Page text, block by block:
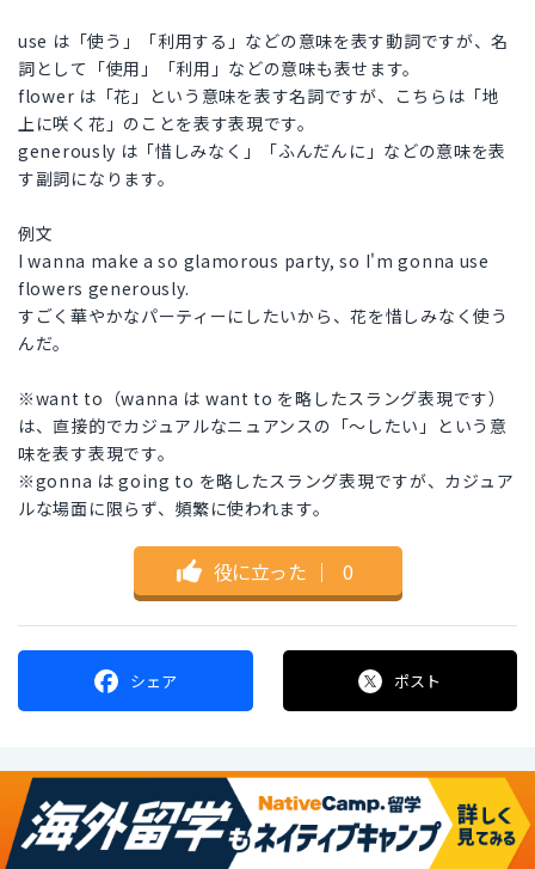
use は「使う」「利用する」などの意味を表す動詞ですが、名
詞として「使用」「利用」などの意味も表せます。
flower は「花」という意味を表す名詞ですが、こちらは「地
上に咲く花」のことを表す表現です。
generously は「惜しみなく」「ふんだんに」などの意味を表
す副詞になります。
例文
I wanna make a so glamorous party, so I'm gonna use
flowers generously.
すごく華やかなパーティーにしたいから、花を惜しみなく使う
んだ。
※want to（wanna は want to を略したスラング表現です）
は、直接的でカジュアルなニュアンスの「〜したい」という意
味を表す表現です。
※gonna は going to を略したスラング表現ですが、カジュア
ルな場面に限らず、頻繁に使われます。
役に立った ｜ 0
シェア ポスト